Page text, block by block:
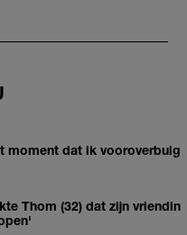
moment dat ik vooroverbuig
Thom (32) dat zijn vriendin